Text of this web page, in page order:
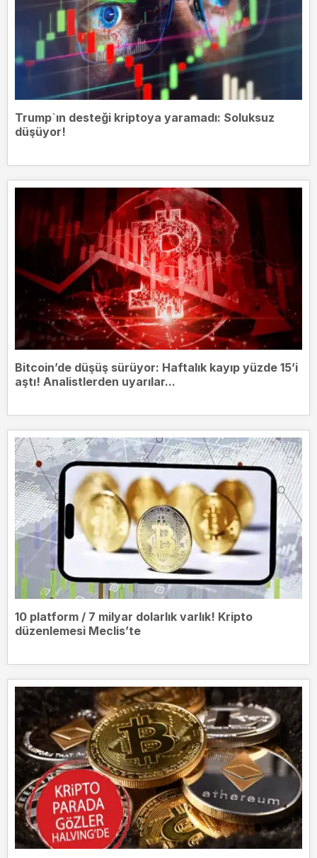
Trump`ın desteği kriptoya yaramadı: Soluksuz
düşüyor!
Bitcoin’de düşüş sürüyor: Haftalık kayıp yüzde 15’i
aştı! Analistlerden uyarılar...
10 platform / 7 milyar dolarlık varlık! Kripto
düzenlemesi Meclis’te